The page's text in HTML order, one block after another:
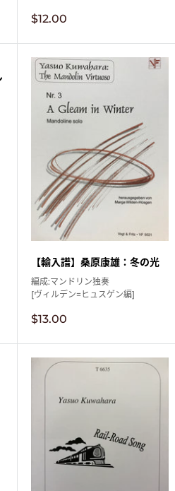
販
価
$12.00
【輸入譜】桑原康雄：冬の光
編成:マンドリン独奏
[ヴィルデン=ヒュスゲン編]
販
価
$13.00